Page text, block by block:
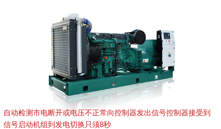
自动检测市电断开或电压不正常向控制器发出信号控制器接受到
信号启动机组到发电切换只须8秒